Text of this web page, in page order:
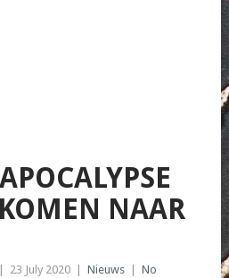
NAAR
23 July 2020 Nieuws
No